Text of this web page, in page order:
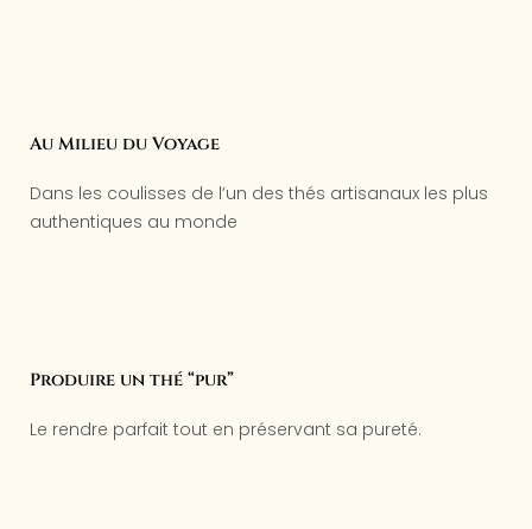
Au Milieu du Voyage
Dans les coulisses de l’un des thés artisanaux les plus
authentiques au monde
Produire un thé “pur”
Le rendre parfait tout en préservant sa pureté.